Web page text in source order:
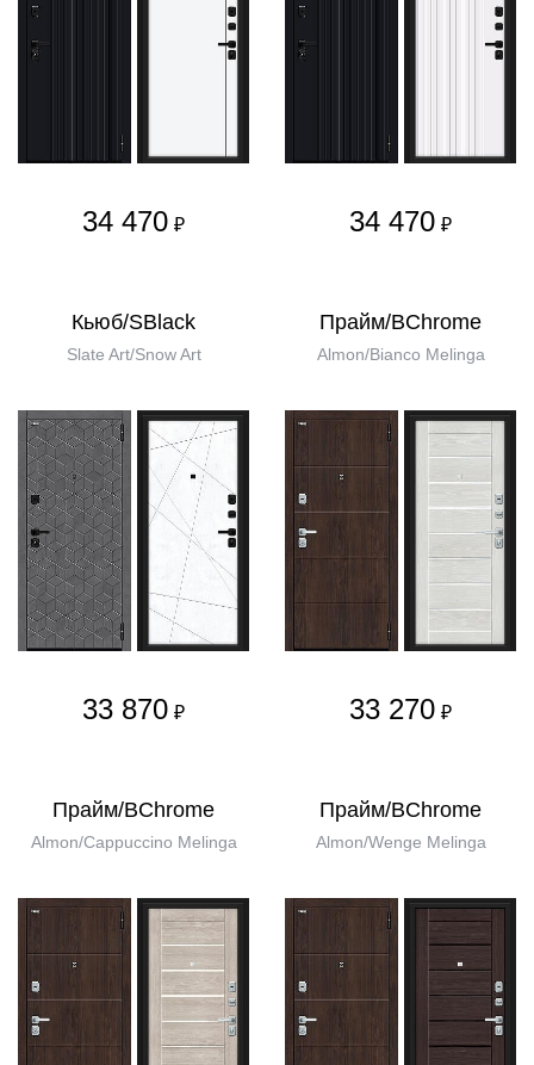
34 470 ₽ 34 470 ₽
Кьюб/SBlack
Slate Art/Snow Art
33 870 ₽
Прайм/BChrome
Almon/Bianco Melinga
33 270 ₽
Прайм/BChrome
Almon/Cappuccino Melinga
Прайм/BChrome
Almon/Wenge Melinga